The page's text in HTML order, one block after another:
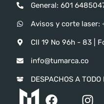
General: 601
Avisos y corte laser:
Cll 19 No 96h - 83 |
info@tumarca.co
DESPACHOS A TODO